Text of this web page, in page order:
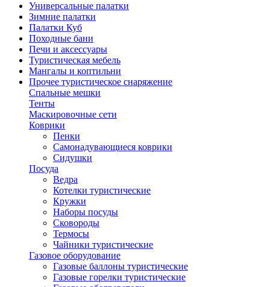
Универсальные палатки
Зимние палатки
Палатки Куб
Походные бани
Печи и аксессуары
Туристическая мебель
Мангалы и коптильни
Прочее туристическое снаряжение
Спальные мешки
Тенты
Маскировочные сети
Коврики
Пенки
Самонадувающиеся коврики
Сидушки
Посуда
Ведра
Котелки туристические
Кружки
Наборы посуды
Сковороды
Термосы
Чайники туристические
Газовое оборудование
Газовые баллоны туристические
Газовые горелки туристические